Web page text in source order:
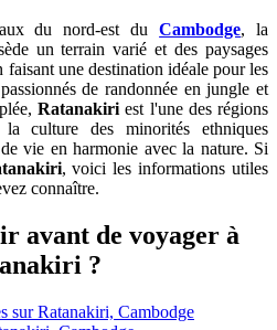
du nord-est duCambodge, la
un terrain varié et des paysages
une destination idéale pour les
de randonnée en jungle et
Ratanakiri est l'une des régions
culture des minorités ethniques
vie en harmonie avec la nature. Si
, voici les informations utiles
connaître.
avant de voyager à
?
sur Ratanakiri, Cambodge